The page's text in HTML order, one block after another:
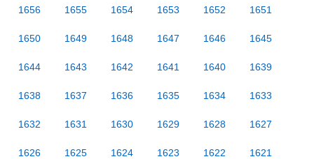
1656 1655 1654 1653 1652 1651
1650 1649 1648 1647 1646 1645
1644 1643 1642 1641 1640 1639
1638 1637 1636 1635 1634 1633
1632 1631 1630 1629 1628 1627
1626 1625 1624 1623 1622 1621